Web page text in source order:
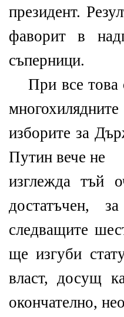
президент.
фаворит в
съперници.
При все това
изборите за
Путин вече не
изглежда тъй
достатъчен,
следващите
ще изгуби
власт, досущ
окончателно,